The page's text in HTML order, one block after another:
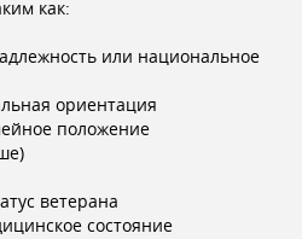
как:
или национальное
ориентация
положение
ветерана
состояние